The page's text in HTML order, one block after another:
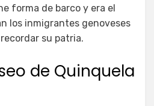
forma de barco y era el
los inmigrantes genoveses
su patria.
de Quinquela